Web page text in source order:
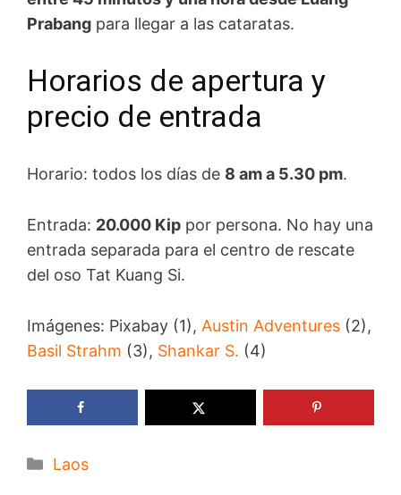
Prabang para llegar a las cataratas.
Horarios de apertura y
precio de entrada
Horario: todos los días de 8 am a 5.30 pm.
Entrada: 20.000 Kip por persona. No hay una
entrada separada para el centro de rescate
del oso Tat Kuang Si.
Imágenes: Pixabay (1), Austin Adventures (2),
Basil Strahm (3), Shankar S. (4)
Categorías
Laos